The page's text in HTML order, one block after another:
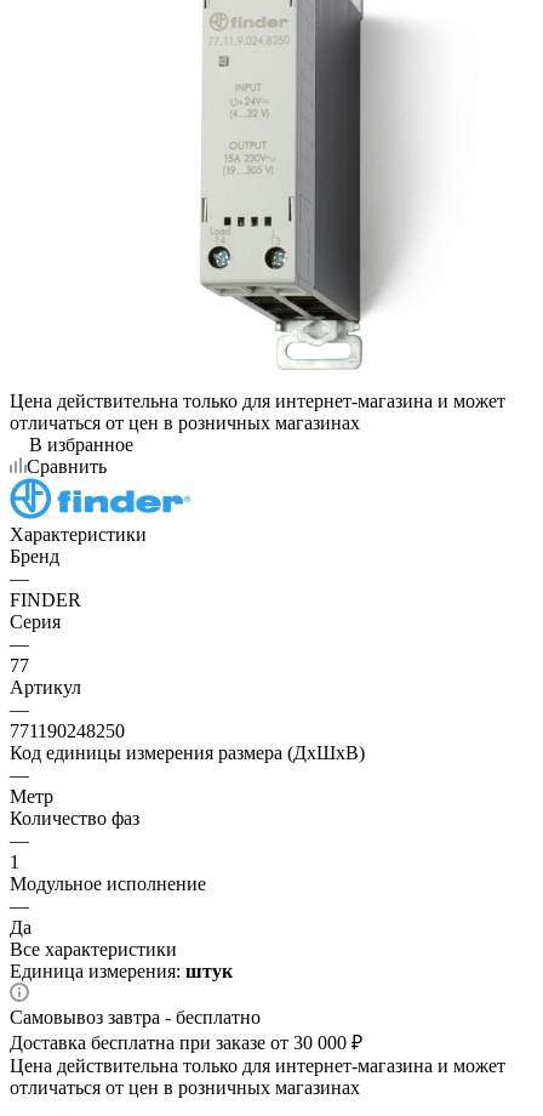
Цена действительна только для интернет-магазина и может
отличаться от цен в розничных магазинах
В избранное
Сравнить
Характеристики
Бренд
—
FINDER
Серия
—
77
Артикул
—
771190248250
Код единицы измерения размера (ДхШхВ)
—
Метр
Количество фаз
—
1
Модульное исполнение
—
Да
Все характеристики
Единица измерения: штук
Самовывоз завтра - бесплатно
Доставка бесплатна при заказе от 30 000 ₽
Цена действительна только для интернет-магазина и может
отличаться от цен в розничных магазинах